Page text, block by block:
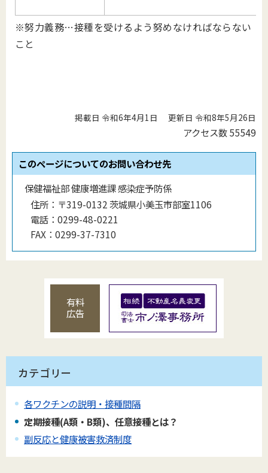
※努力義務…接種を受けるよう努めなければならない
こと
掲載日 令和6年4月1日 更新日 令和8年5月26日
アクセス数55549
このページについてのお問い合わせ先
保健福祉部 健康増進課 感染症予防係
住所： 〒319-0132 茨城県小美玉市部室1106
電話： 0299-48-0221
FAX： 0299-37-7310
有料
広告
カテゴリー
各ワクチンの説明・接種間隔
定期接種(A類・B類)、任意接種とは？
副反応と健康被害救済制度